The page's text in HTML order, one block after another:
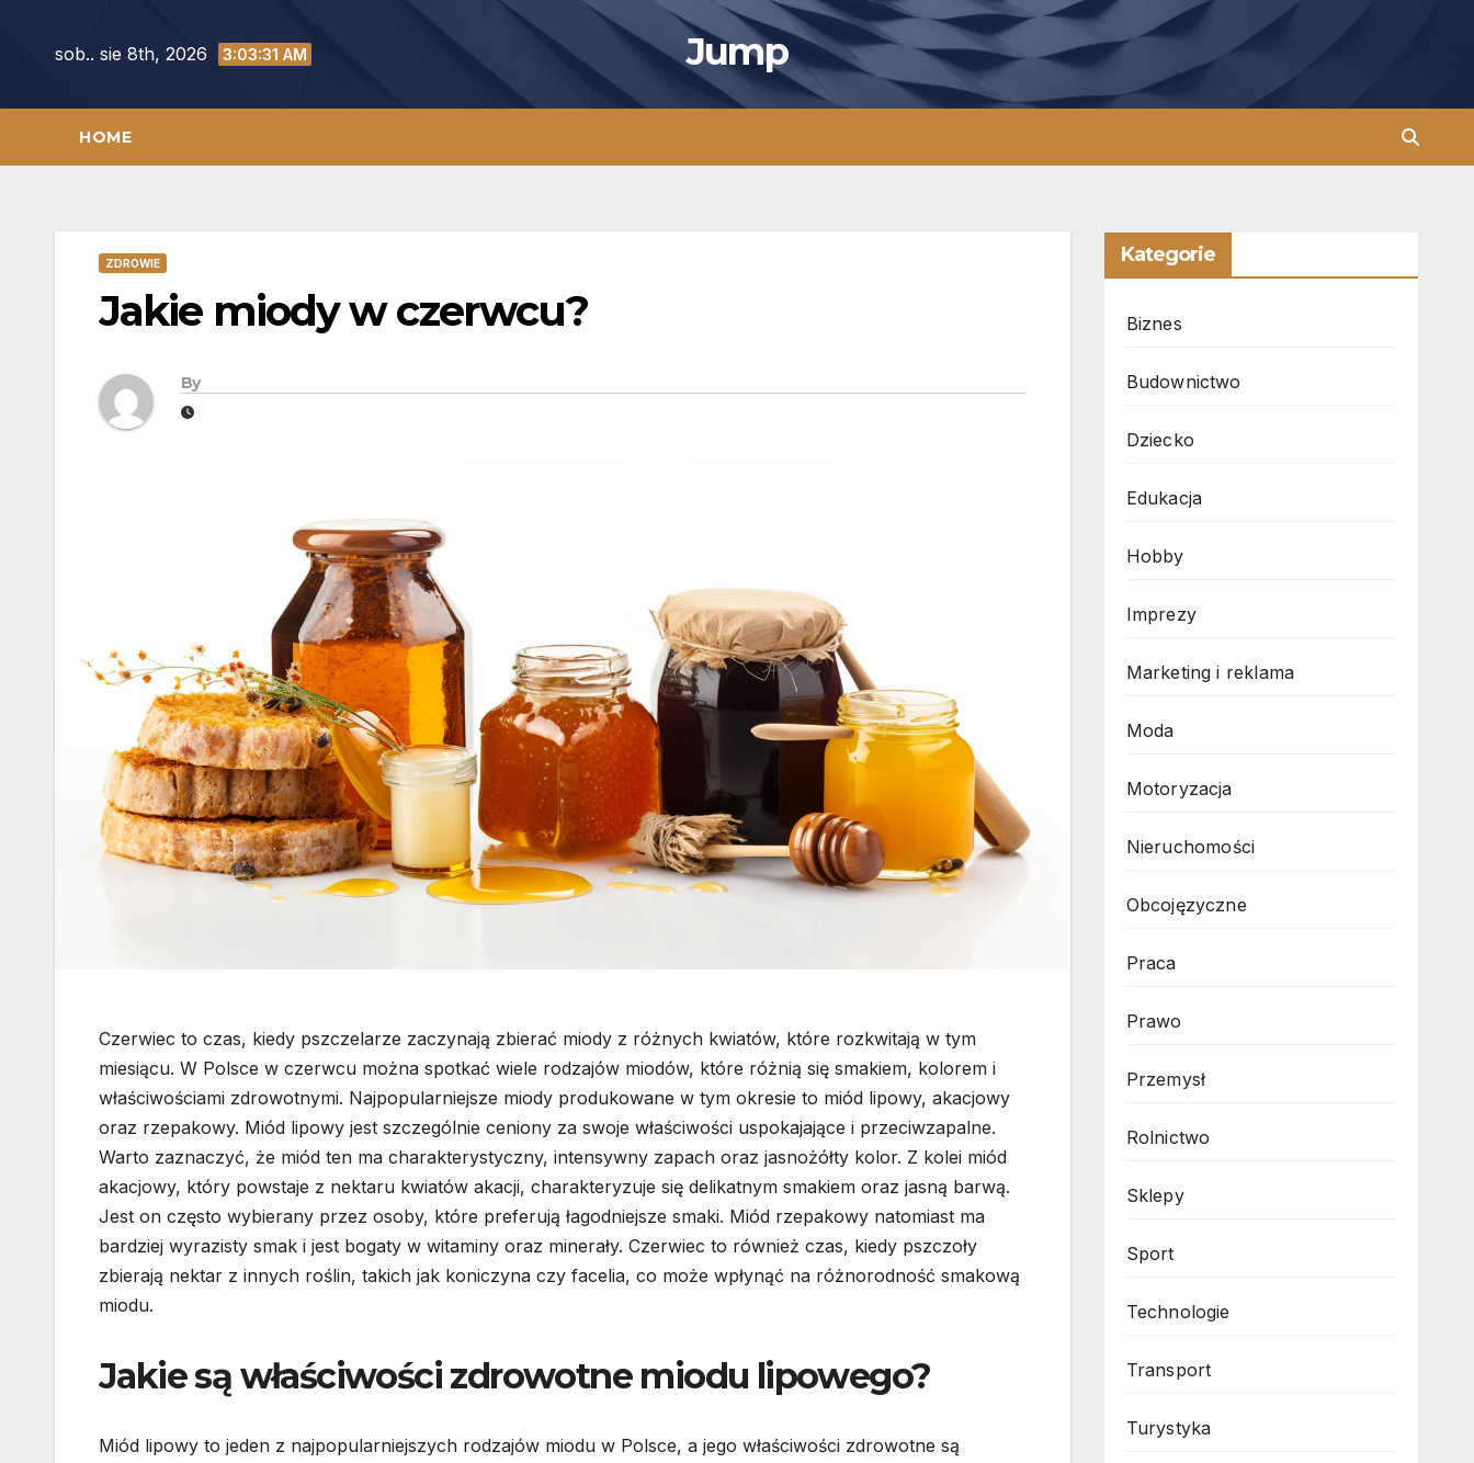
sob.. sie 8th, 2026 3:03:32 AM Jump
HOME
ZDROWIE
Jakie miody w czerwcu?
By
Czerwiec to czas, kiedy pszczelarze zaczynają zbierać miody z różnych kwiatów, które rozkwitają w tym
miesiącu. W Polsce w czerwcu można spotkać wiele rodzajów miodów, które różnią się smakiem, kolorem i
właściwościami zdrowotnymi. Najpopularniejsze miody produkowane w tym okresie to miód lipowy, akacjowy
oraz rzepakowy. Miód lipowy jest szczególnie ceniony za swoje właściwości uspokajające i przeciwzapalne.
Warto zaznaczyć, że miód ten ma charakterystyczny, intensywny zapach oraz jasnożółty kolor. Z kolei miód
akacjowy, który powstaje z nektaru kwiatów akacji, charakteryzuje się delikatnym smakiem oraz jasną barwą.
Jest on często wybierany przez osoby, które preferują łagodniejsze smaki. Miód rzepakowy natomiast ma
bardziej wyrazisty smak i jest bogaty w witaminy oraz minerały. Czerwiec to również czas, kiedy pszczoły
zbierają nektar z innych roślin, takich jak koniczyna czy facelia, co może wpłynąć na różnorodność smakową
miodu.
Jakie są właściwości zdrowotne miodu lipowego?
Miód lipowy to jeden z najpopularniejszych rodzajów miodu w Polsce, a jego właściwości zdrowotne są
Kategorie
Biznes
Budownictwo
Dziecko
Edukacja
Hobby
Imprezy
Marketing i reklama
Moda
Motoryzacja
Nieruchomości
Obcojęzyczne
Praca
Prawo
Przemysł
Rolnictwo
Sklepy
Sport
Technologie
Transport
Turystyka